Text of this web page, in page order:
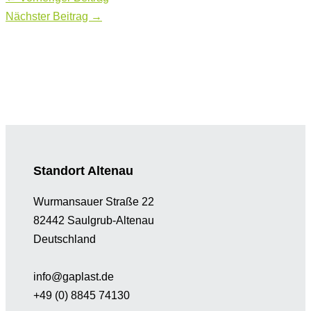
Nächster Beitrag →
Standort Altenau
Wurmansauer Straße 22
82442 Saulgrub-Altenau
Deutschland
info@gaplast.de
+49 (0) 8845 74130